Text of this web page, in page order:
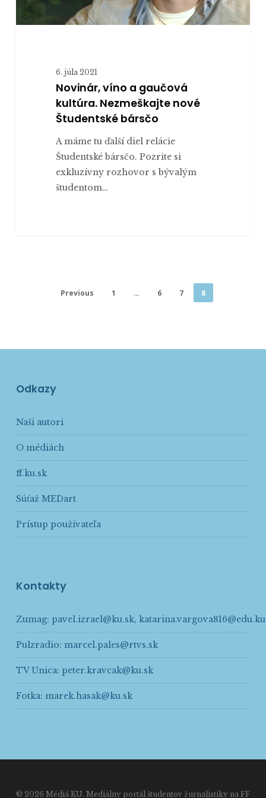
6. júla 2021
Novinár, víno a gaučová
kultúra. Nezmeškajte nové
Študentské bársčo
A máme tu ďalší diel relácie
Študentské bársčo. Pozrite si
exkluzívny rozhovor s bývalým
študentom…
Previous 1 … 6 7 8
Odkazy
Naši autori
O médiách
ff.ku.sk
Súťaž MEDart
Prístup používateľa
Kontakty
Zumag: pavel.izrael@ku.sk,
Pulzradio: marcel.pales@rtvs.sk
TV Unica: peter.kravcak@ku.sk
Fotka: marek.hasak@ku.sk
© 2026 Médiá KU. Mediálny portál študentov žurnalistiky na FF